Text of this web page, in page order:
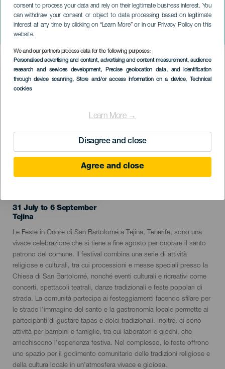
consent to process your data and rely on their legitimate business interest. You
can withdraw your consent or object to data processing based on legitimate
interest at any time by clicking on “Learn More” or in our Privacy Policy on this
website.
We and our partners process data for the following purposes:
Personalised advertising and content, advertising and content measurement, audience
research and services development, Precise geolocation data, and identification
through device scanning, Store and/or access information on a device, Technical
cookies
Learn More →
Disagree and close
Agree and close
Festeggiamenti in onore di
San Bartolomé a Tejina
TENERIFE
Imagen
Listado
31 July to 6 September
Localidad
Tejina
Descripción
del
evento
Le Feste in Onore di San Bartolomé a Tejina, Tenerife, sono una
vivace celebrazione che si tiene a fine agosto per onorare il santo
patrono del comune. Il festival combina una serie di attività
religiose e culturali, tra cui processioni e messe speciali presso la
Chiesa di San Bartolomé, nonché eventi culturali e ricreativi come
concerti, spettacoli teatrali, danze tradizionali e feste popolari di
strada. La comunità partecipa ai festeggiamenti facendo sfilare per
le strade l'immagine del santo e la gastronomia locale permette ai
partecipanti di gustare tapas e dolci tradizionali. Inoltre, ci sono
attività per bambini e famiglie, tra cui laboratori e giochi, che
arricchiscono l'esperienza festiva. Nel complesso, le feste offrono
uno spazio per il godimento comunitario delle tradizioni religiose e
della cultura locale in un'atmosfera vivace e gioiosa.